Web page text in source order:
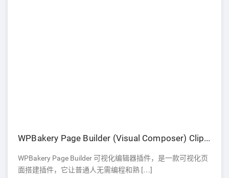
WPBakery Page Builder (Visual Composer) Clipboard
WPBakery Page Builder 可视化编辑器插件，是一款可视化页
面搭建插件，它让普通人无需编程和熟 […]